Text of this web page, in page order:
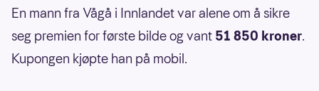
En mann fra Vågå i Innlandet var alene om å sikre
seg premien for første bilde og vant 51 850 kroner.
Kupongen kjøpte han på mobil.